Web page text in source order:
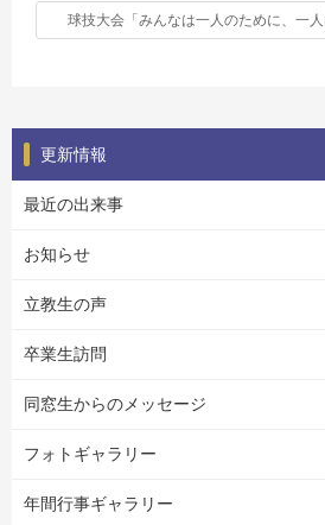
球技大会「みんなは一人のために、一人
更新情報
最近の出来事
お知らせ
立教生の声
卒業生訪問
同窓生からのメッセージ
フォトギャラリー
年間行事ギャラリー